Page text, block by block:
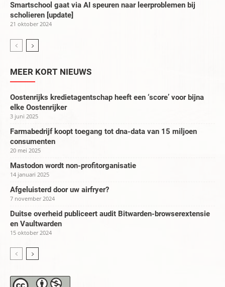
Smartschool gaat via AI speuren naar leerproblemen bij
scholieren [update]
21 oktober 2024
MEER KORT NIEUWS
Oostenrijks kredietagentschap heeft een ‘score’ voor bijna
elke Oostenrijker
3 juni 2025
Farmabedrijf koopt toegang tot dna-data van 15 miljoen
consumenten
20 mei 2025
Mastodon wordt non-profitorganisatie
14 januari 2025
Afgeluisterd door uw airfryer?
7 november 2024
Duitse overheid publiceert audit Bitwarden-browserextensie
en Vaultwarden
15 oktober 2024